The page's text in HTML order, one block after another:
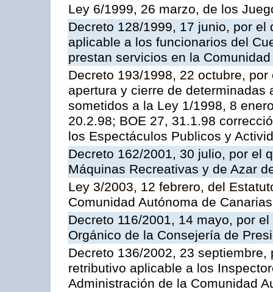
Ley 6/1999, 26 marzo, de los
Decreto 128/1999, 17 junio, por
aplicable a los funcionarios del
prestan servicios en la
Decreto 193/1998, 22 octubre,
apertura y cierre de
sometidos a la Ley 1/1998, 8
20.2.98; BOE 27, 31.1.98
los Espectáculos Publicos y
Decreto 162/2001, 30 julio, por el
Máquinas Recreativas y de Azar
Ley 3/2003, 12 febrero, del
Comunidad Autónoma de Canarias
Decreto 116/2001, 14 mayo, por
Orgánico de la Consejería de
Decreto 136/2002, 23
retributivo aplicable a los
Administración de la Comunidad